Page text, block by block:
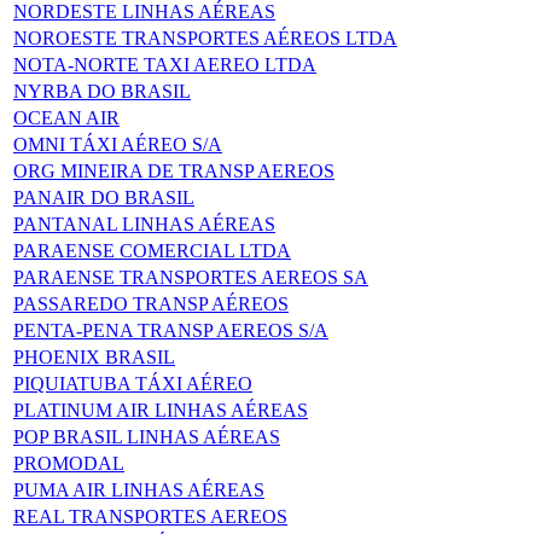
NORDESTE LINHAS AÉREAS
NOROESTE TRANSPORTES AÉREOS LTDA
NOTA-NORTE TAXI AEREO LTDA
NYRBA DO BRASIL
OCEAN AIR
OMNI TÁXI AÉREO S/A
ORG MINEIRA DE TRANSP AEREOS
PANAIR DO BRASIL
PANTANAL LINHAS AÉREAS
PARAENSE COMERCIAL LTDA
PARAENSE TRANSPORTES AEREOS SA
PASSAREDO TRANSP AÉREOS
PENTA-PENA TRANSP AEREOS S/A
PHOENIX BRASIL
PIQUIATUBA TÁXI AÉREO
PLATINUM AIR LINHAS AÉREAS
POP BRASIL LINHAS AÉREAS
PROMODAL
PUMA AIR LINHAS AÉREAS
REAL TRANSPORTES AEREOS